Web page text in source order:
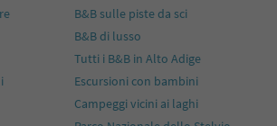
B&B sulle piste da sci
B&B di lusso
Tutti i B&B in Alto Adige
Escursioni con bambini
Campeggi vicini ai laghi